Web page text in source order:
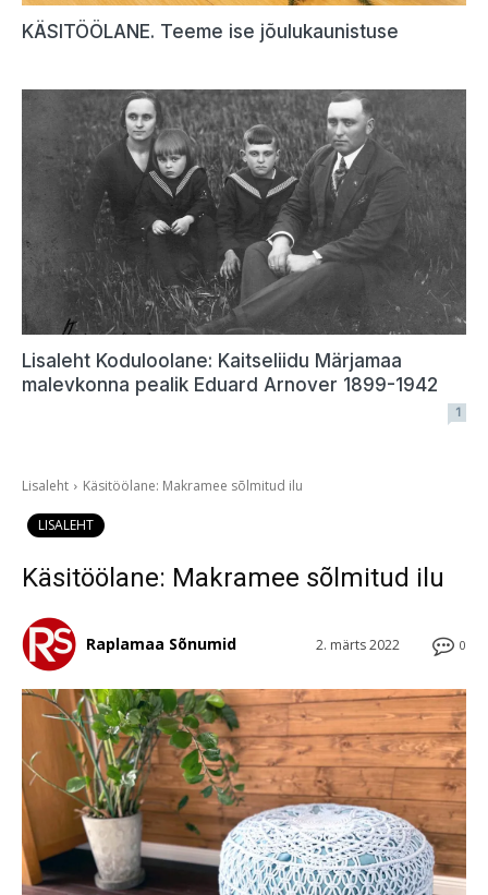
KÄSITÖÖLANE. Teeme ise jõulukaunistuse
Lisaleht Koduloolane: Kaitseliidu Märjamaa
malevkonna pealik Eduard Arnover 1899-1942
1